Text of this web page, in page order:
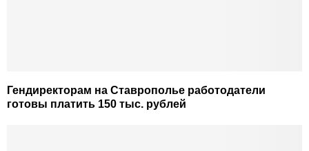
Гендиректорам на Ставрополье работодатели
готовы платить 150 тыс. рублей